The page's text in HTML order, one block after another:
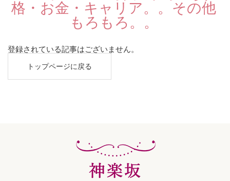
格・お金・キャリア。。その他
もろもろ。。
登録されている記事はございません。
トップページに戻る